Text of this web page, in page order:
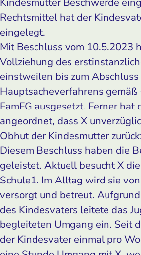
Rechtsmittel hat der
eingelegt.
Mit Beschluss vom 10.5.2023
Vollziehung des
einstweilen bis zum Abschluss
Hauptsacheverfahrens gemäß
FamFG ausgesetzt. Ferner hat
angeordnet, dass X
Obhut der Kindesmutter
Diesem Beschluss haben die
geleistet. Aktuell besucht X
Schule1. Im Alltag wird sie
versorgt und betreut.
des Kindesvaters leitete das
begleiteten Umgang ein. Seit
der Kindesvater einmal pro